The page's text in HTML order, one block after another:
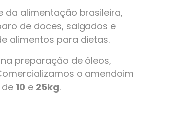
da alimentação brasileira,
de doces, salgados e
alimentos para dietas.
preparação de óleos,
o amendoim
10 e 25kg.